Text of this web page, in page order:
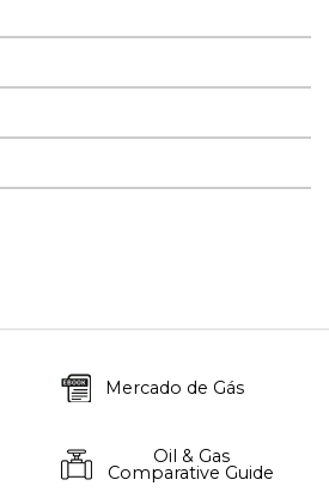
Mercado de Gás
Oil & Gas
Comparative Guide